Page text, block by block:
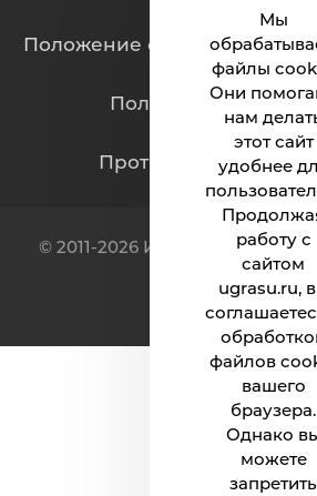
Мы
файлы
Они
нам
этот сайт
удобнее
работу с
сайтом
ugrasu.ru,
файлов
вашего
браузера.
Однако
можете
запретить
Положение о защите
Политика обработки
Противодействие
© 2011-2026 Индустриальный
ФГБОУ ВО «ЮГУ»